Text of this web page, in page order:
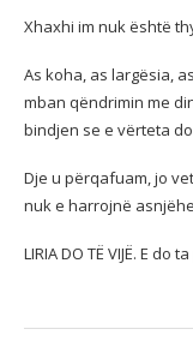
Xhaxhi im nuk është
As koha, as largësia,
mban qëndrimin me
bindjen se e vërteta
Dje u përqafuam, jo
nuk e harrojnë
LIRIA DO TË VIJË. E